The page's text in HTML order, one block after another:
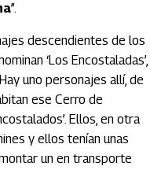
”.
descendientes de los
‘Los Encostaladas’,
uno personajes allí, de
ese Cerro de
Ellos, en otra
y ellos tenían unas
un en transporte